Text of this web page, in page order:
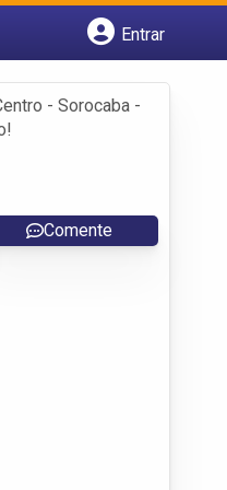
Entrar
- Sorocaba -
Comente